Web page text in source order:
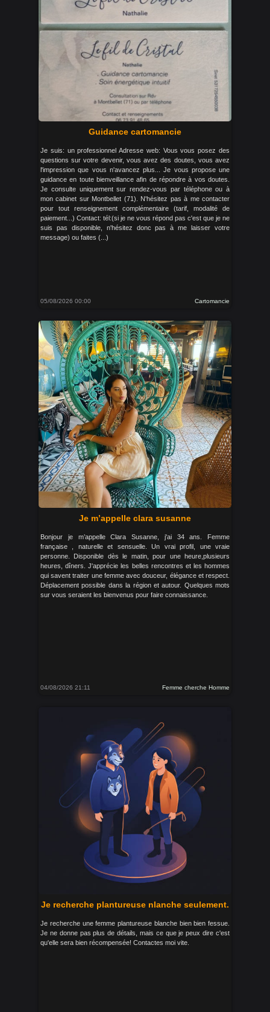
Guidance cartomancie
Je suis: un professionnel Adresse web: Vous vous posez des
questions sur votre devenir, vous avez des doutes, vous avez
l'impression que vous n'avancez plus... Je vous propose une
guidance en toute bienveillance afin de répondre à vos doutes.
Je consulte uniquement sur rendez-vous par téléphone ou à
mon cabinet sur Montbellet (71). N'hésitez pas à me contacter
pour tout renseignement complémentaire (tarif, modalité de
paiement...) Contact: tél:(si je ne vous répond pas c'est que je ne
suis pas disponible, n'hésitez donc pas à me laisser votre
message) ou faites (...)
05/08/2026 00:00 Cartomancie
Je m’appelle clara susanne
Bonjour je m’appelle Clara Susanne, j'ai 34 ans. Femme
française , naturelle et sensuelle. Un vrai profil, une vraie
personne. Disponible dès le matin, pour une heure,plusieurs
heures, dîners. J'apprécie les belles rencontres et les hommes
qui savent traiter une femme avec douceur, élégance et respect.
Déplacement possible dans la région et autour. Quelques mots
sur vous seraient les bienvenus pour faire connaissance.
04/08/2026 21:11 Femme cherche Homme
Je recherche plantureuse nlanche seulement.
Je recherche une femme plantureuse blanche bien bien fessue.
Je ne donne pas plus de détails, mais ce que je peux dire c'est
qu'elle sera bien récompensée! Contactes moi vite.